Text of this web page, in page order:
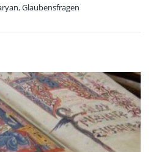
,Glaubensfragen